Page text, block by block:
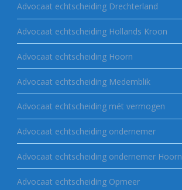
Advocaat echtscheiding Drechterland
Advocaat echtscheiding Hollands Kroon
Advocaat echtscheiding Hoorn
Advocaat echtscheiding Medemblik
Advocaat echtscheiding mét vermogen
Advocaat echtscheiding ondernemer
Advocaat echtscheiding ondernemer Hoorn
Advocaat echtscheiding Opmeer